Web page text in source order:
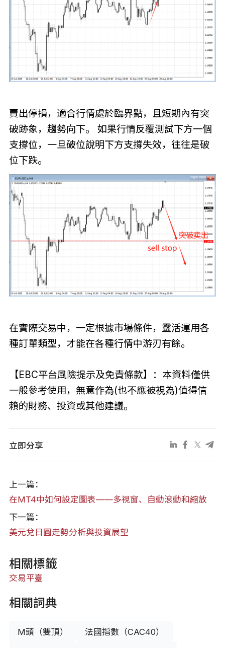
賣出停損，適合行情處於臨界點，且短期內有突
破跡象，趨勢向下。 如果行情反覆測試下方一個
支撐位，一旦破位說明下方支撐失效，往往是破
位下跌。
在實際交易中，一定根據市場條件，靈活運用各
種訂單類型，才能在各種行情中游刃有餘。
【EBC平台風險提示及免責條款】：本資料僅供
一般參考使用，無意作為(也不應被視為)值得信
賴的財務、投資或其他建議。
立即分享
上一篇：
在MT4中如何設定圖表——多視窗、自動滾動和縮放
下一篇：
美元兌日圓走勢分析與投資展望
相關標籤
交易平臺
相關詞典
M頭（雙頂） 法國指數（CAC40）